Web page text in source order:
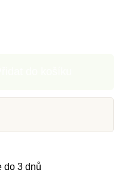
do 3 dnů